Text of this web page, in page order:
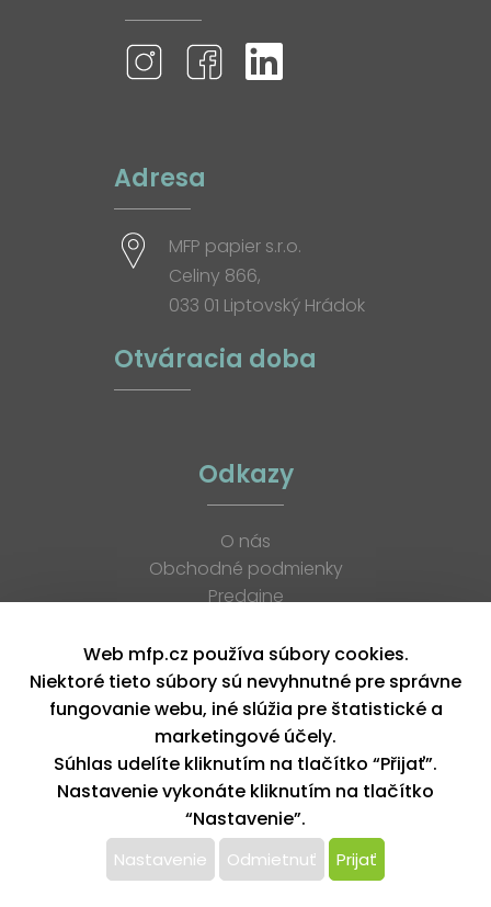
Adresa
MFP papier s.r.o.
Celiny 866,
033 01 Liptovský Hrádok
Otváracia doba
Odkazy
O nás
Obchodné podmienky
Predajne
K stiahnutiu
Blog
Kontakt
Kariéra
XML feed
Copyright © 2026, MFP paper s. r. o. | Všetky práva vyhradené
design by MFP
Tento web používa k poskytovaniu služieb,
Web mfp.cz používa súbory cookies.
Niektoré tieto súbory sú nevyhnutné pre správne
fungovanie webu, iné slúžia pre štatistické a
marketingové účely.
Súhlas udelíte kliknutím na tlačítko “Přijať”.
Nastavenie vykonáte kliknutím na tlačítko
“Nastavenie”.
Nastavenie Odmietnuť Prijať